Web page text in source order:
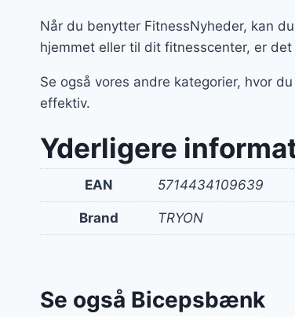
Når du benytter FitnessNyheder, kan
hjemmet eller til dit fitnesscenter, er
Se også vores andre kategorier, hvor
effektiv.
Yderligere
EAN 5714434109639
Brand TRYON
Se også Bicepsbænk